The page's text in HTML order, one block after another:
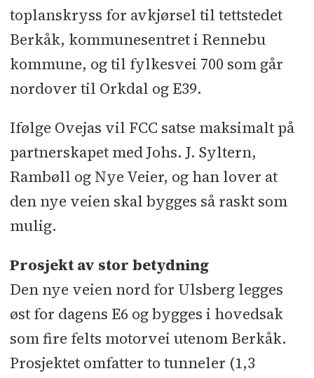
toplanskryss for avkjørsel til tettstedet
Berkåk, kommunesentret i Rennebu
kommune, og til fylkesvei 700 som går
nordover til Orkdal og E39.
Ifølge Ovejas vil FCC satse maksimalt på
partnerskapet med Johs. J. Syltern,
Rambøll og Nye Veier, og han lover at
den nye veien skal bygges så raskt som
mulig.
Prosjekt av stor betydning
Den nye veien nord for Ulsberg legges
øst for dagens E6 og bygges i hovedsak
som fire felts motorvei utenom Berkåk.
Prosjektet omfatter to tunneler (1,3